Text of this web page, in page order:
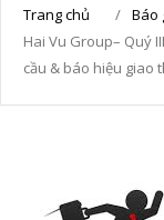
Trang chủ / Báo
Hai Vu Group– Quý
cầu & báo hiệu giao